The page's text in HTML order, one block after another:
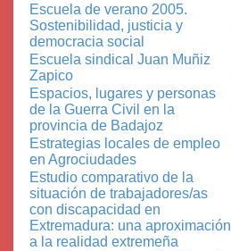
Escuela de verano 2005.
Sostenibilidad, justicia y
democracia social
Escuela sindical Juan Muñiz
Zapico
Espacios, lugares y personas
de la Guerra Civil en la
provincia de Badajoz
Estrategias locales de empleo
en Agrociudades
Estudio comparativo de la
situación de trabajadores/as
con discapacidad en
Extremadura: una aproximación
a la realidad extremeña